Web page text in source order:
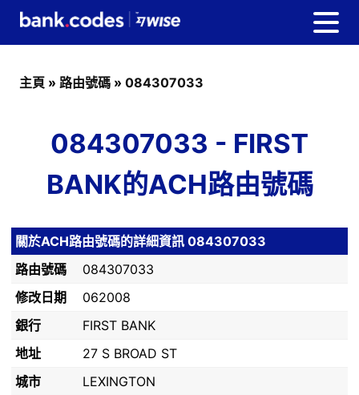
主頁 » 路由號碼 » 084307033
084307033 - FIRST
BANK的ACH路由號碼
關於ACH路由號碼的詳細資訊 084307033
路由號碼
084307033
修改日期
062008
銀行
FIRST BANK
地址
27 S BROAD ST
城市
LEXINGTON